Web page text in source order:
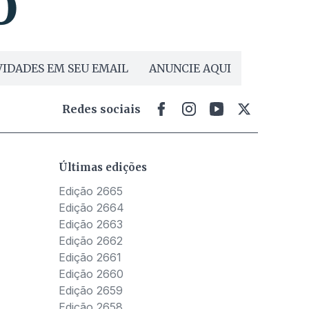
EM SEU EMAIL ANUNCIE AQUI
Redes sociais
Últimas edições
Edição 2665
Edição 2664
Edição 2663
Edição 2662
Edição 2661
Edição 2660
Edição 2659